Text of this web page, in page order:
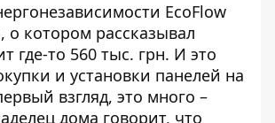
EcoFlow
о котором рассказывал
где-то 560 тыс. грн. И это
и установки панелей на
взгляд, это много –
дома говорит, что